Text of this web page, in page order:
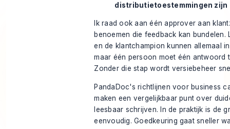
distributietoestemmingen zijn
Ik raad ook aan één approver aan
benoemen die feedback kan bundelen.
en de klantchampion kunnen allemaal
maar één persoon moet één antwoord
Zonder die stap wordt versiebeheer
PandaDoc'srichtlijnen voor business
maken een vergelijkbaar punt over
leesbaar schrijven. In de praktijk is de
eenvoudig. Goedkeuring gaat sneller